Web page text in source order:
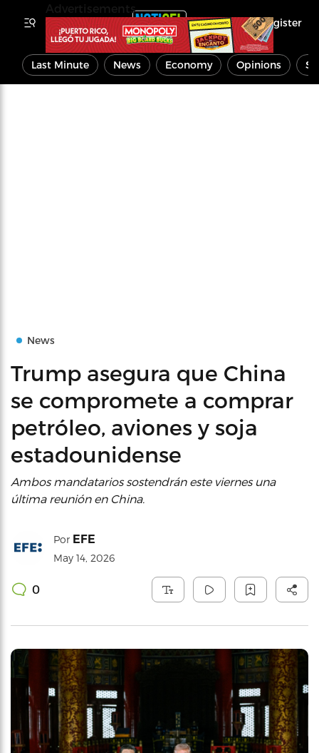
Register
Last Minute News Economy Opinions
News
Trump asegura que China
se compromete a comprar
petróleo, aviones y soja
estadounidense
Ambos mandatarios sostendrán este viernes una
última reunión en China.
Por EFE
May 14, 2026
0
Advertisements